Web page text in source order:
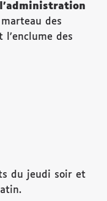
’administration
des
des
du jeudi soir et